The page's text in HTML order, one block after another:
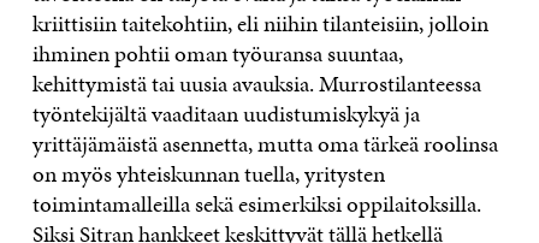
kriittisiin taitekohtiin, eli niihin tilanteisiin, jolloin
ihminen pohtii oman työuransa suuntaa,
kehittymistä tai uusia avauksia. Murrostilanteessa
työntekijältä vaaditaan uudistumiskykyä ja
yrittäjämäistä asennetta, mutta oma tärkeä roolinsa
on myös yhteiskunnan tuella, yritysten
toimintamalleilla sekä esimerkiksi oppilaitoksilla.
Siksi Sitran hankkeet keskittyvät tällä hetkellä